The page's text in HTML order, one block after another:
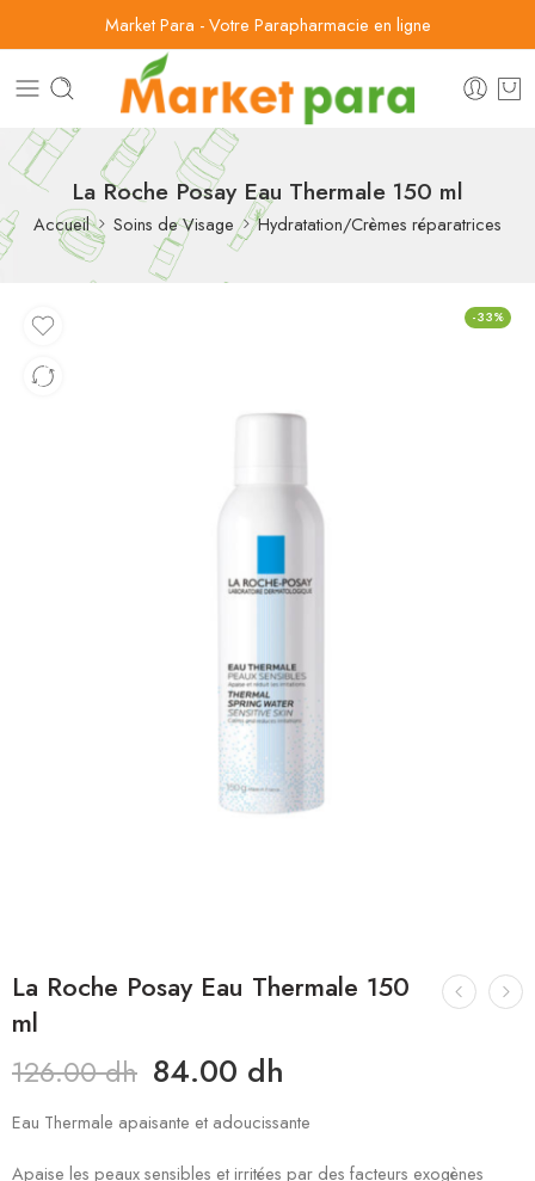
Market Para - Votre Parapharmacie en ligne
La Roche Posay Eau Thermale 150 ml
Accueil Soins de Visage Hydratation/Crèmes réparatrices
-33%
La Roche Posay Eau Thermale 150
ml
126.00dh 84.00 dh
Eau Thermale apaisante et adoucissante
Apaise les peaux sensibles et irritées par des facteurs exogènes